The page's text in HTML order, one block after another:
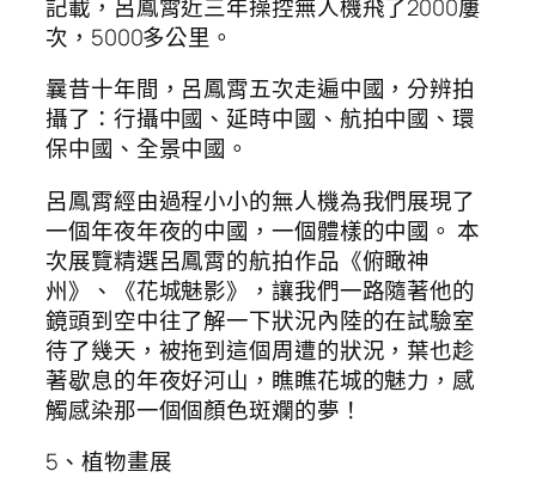
記載，呂鳳霄近三年操控無人機飛了2000屢
次，5000多公里。
曩昔十年間，呂鳳霄五次走遍中國，分辨拍
攝了：行攝中國、延時中國、航拍中國、環
保中國、全景中國。
呂鳳霄經由過程小小的無人機為我們展現了
一個年夜年夜的中國，一個體樣的中國。 本
次展覽精選呂鳳霄的航拍作品《俯瞰神
州》、《花城魅影》，讓我們一路隨著他的
鏡頭到空中往了解一下狀況內陸的在試驗室
待了幾天，被拖到這個周遭的狀況，葉也趁
著歇息的年夜好河山，瞧瞧花城的魅力，感
觸感染那一個個顏色斑斕的夢！
5、植物畫展